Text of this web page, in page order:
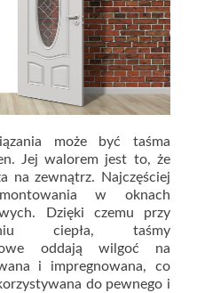
może być taśma
Jej walorem jest to, że
na zewnątrz. Najczęściej
w oknach
Dzięki czemu przy
ciepła, taśmy
oddają wilgoć na
i impregnowana, co
do pewnego i